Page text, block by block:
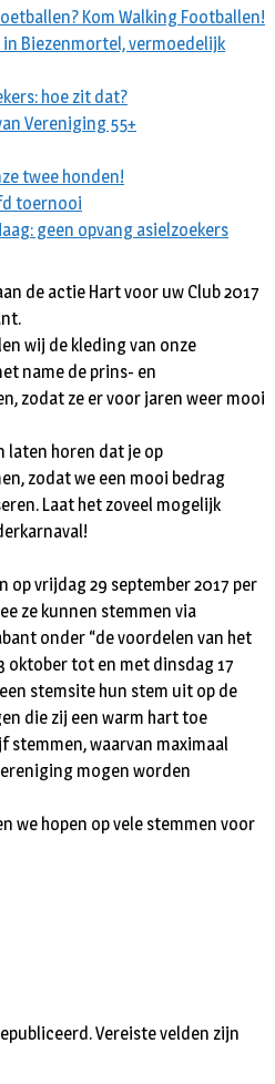
Kom Walking Footballen!
Biezenmortel, vermoedelijk
hoe zit dat?
Vereniging 55+
twee honden!
toernooi
geen opvang asielzoekers
de actie Hart voor uw Club 2017
wij de kleding van onze
name de prins- en
zodat ze er voor jaren weer mooi
laten horen dat je op
zodat we een mooi bedrag
Laat het zoveel mogelijk
op vrijdag 29 september 2017 per
ze kunnen stemmen via
onder “de voordelen van het
oktober tot en met dinsdag 17
stemsite hun stem uit op de
die zij een warm hart toe
stemmen, waarvan maximaal
mogen worden
we hopen op vele stemmen voor
Vereiste velden zijn